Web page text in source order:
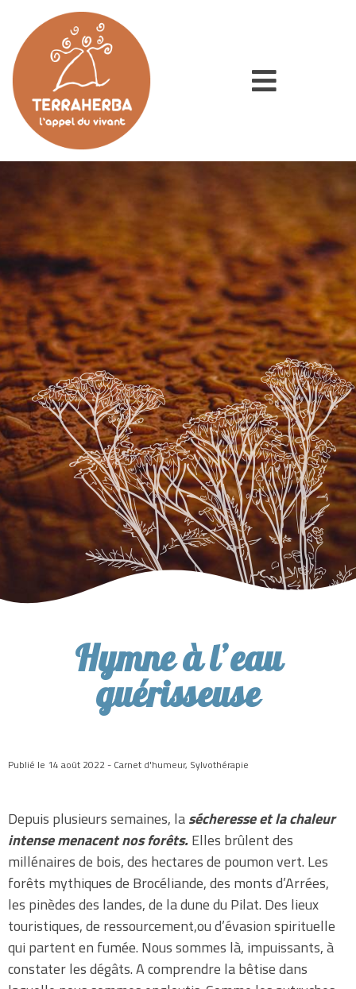
Hymne à l’eau
guérisseuse
Publié le 14 août 2022 - Carnet d'humeur, Sylvothérapie
Depuis plusieurs semaines, lasécheresse et la chaleur
intense menacent nos forêts.Elles brûlent des
millénaires de bois, des hectares de poumon vert. Les
forêts mythiques de Brocéliande, des monts d’Arrées,
les pinèdes des landes, de la dune du Pilat. Des lieux
touristiques, de ressourcement,ou d’évasion spirituelle
qui partent en fumée. Nous sommes là, impuissants, à
constater les dégâts. A comprendre la bêtise dans